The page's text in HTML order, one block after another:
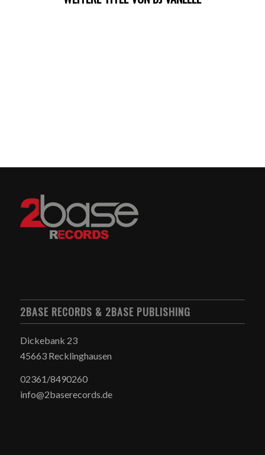
2BASE RECORDS & 2BASE PUBLISHING
Dickebank 23
45663 Recklinghausen
02361/8490260
info@2baserecords.de